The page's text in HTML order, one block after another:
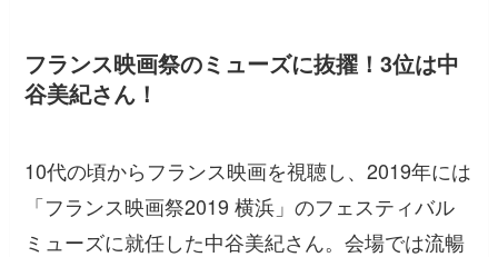
フランス映画祭のミューズに抜擢！3位は中
谷美紀さん！
10代の頃からフランス映画を視聴し、2019年には
「フランス映画祭2019 横浜」のフェスティバル
ミューズに就任した中谷美紀さん。会場では流暢